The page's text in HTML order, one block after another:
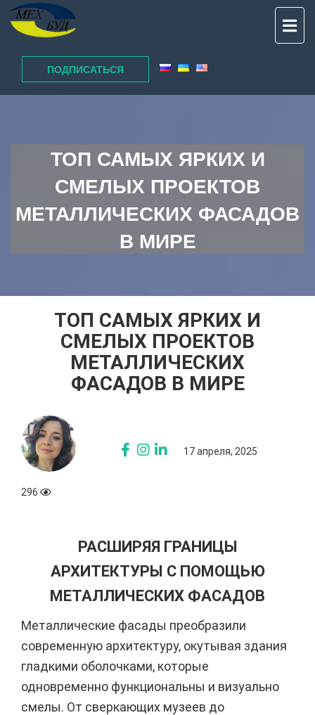
ПОДПИСАТЬСЯ
ТОП САМЫХ ЯРКИХ И
СМЕЛЫХ ПРОЕКТОВ
МЕТАЛЛИЧЕСКИХ ФАСАДОВ
В МИРЕ
ТОП САМЫХ ЯРКИХ И
СМЕЛЫХ ПРОЕКТОВ
МЕТАЛЛИЧЕСКИХ
ФАСАДОВ В МИРЕ
17 апреля, 2025
296
РАСШИРЯЯ ГРАНИЦЫ
АРХИТЕКТУРЫ С ПОМОЩЬЮ
МЕТАЛЛИЧЕСКИХ ФАСАДОВ
Металлические фасады преобразили
современную архитектуру, окутывая здания
гладкими оболочками, которые
одновременно функциональны и визуально
смелы. От сверкающих музеев до